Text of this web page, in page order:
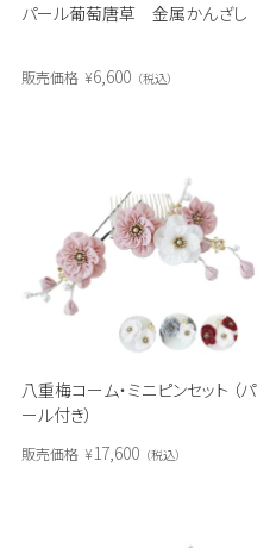
パール葡萄唐草 金属かんざし
販売価格 ¥6,600 税込
八重梅コーム・ミニピンセット （パ
ール付き）
販売価格 ¥17,600 税込